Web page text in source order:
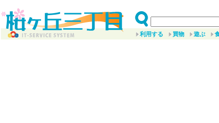
利用する 買物 遊ぶ